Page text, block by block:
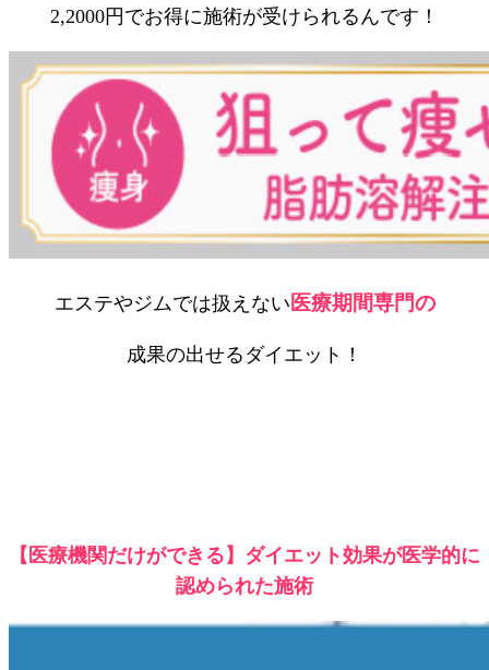
2,2000円でお得に施術が受けられるんです！
エステやジムでは扱えない 医療期間専門の
成果の出せるダイエット！
【医療機関だけができる】ダイエット効果が医学的に
認められた施術